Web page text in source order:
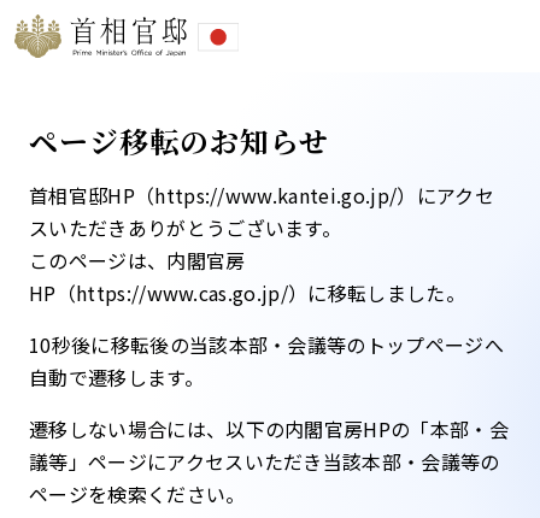
ページ移転のお知らせ
首相官邸HP（https://www.kantei.go.jp/）にアクセ
スいただきありがとうございます。
このページは、内閣官房
HP（https://www.cas.go.jp/）に移転しました。​
10秒後に移転後の当該本部・会議等のトップページへ
自動で遷移します。​
遷移しない場合には、以下の内閣官房HPの「本部・会
議等」ページにアクセスいただき当該本部・会議等の
ページを検索ください。​